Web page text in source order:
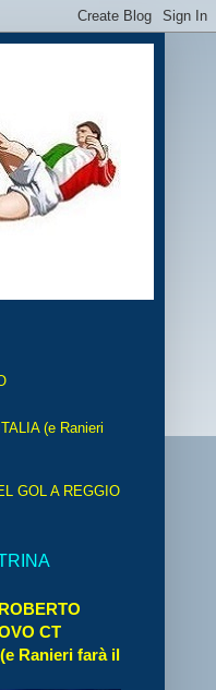
(e Ranieri
GOL A REGGIO
CT
Ranieri farà il